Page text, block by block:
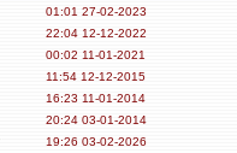
01:01 27-02-2023
22:04 12-12-2022
00:02 11-01-2021
11:54 12-12-2015
16:23 11-01-2014
20:24 03-01-2014
19:26 03-02-2026